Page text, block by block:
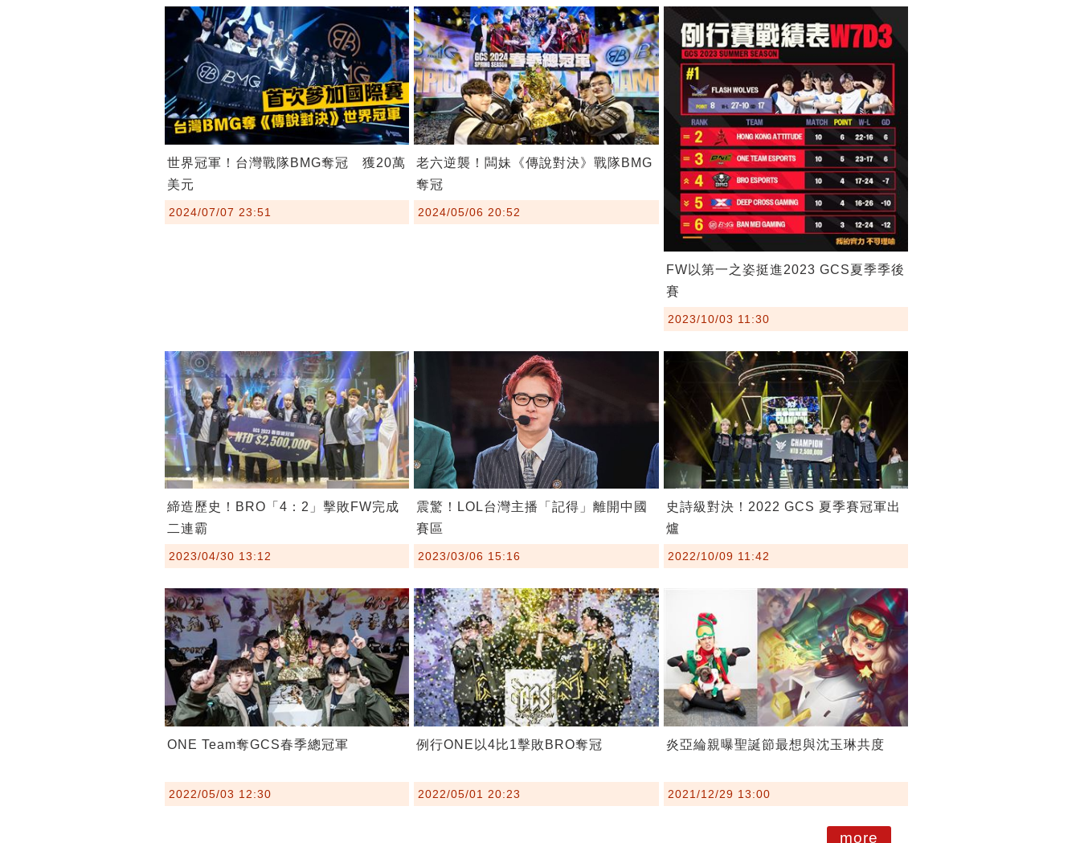
世界冠軍！台灣戰隊BMG奪冠 獲20萬
美元
2024/07/07 23:51
老六逆襲！闆妹《傳說對決》戰隊BMG
奪冠
2024/05/06 20:52
FW以第一之姿挺進2023 GCS夏季季後
賽
2023/10/03 11:30
締造歷史！BRO「4：2」擊敗FW完成
二連霸
2023/04/30 13:12
震驚！LOL台灣主播「記得」離開中國
賽區
2023/03/06 15:16
史詩級對決！2022 GCS 夏季賽冠軍出
爐
2022/10/09 11:42
ONE Team奪GCS春季總冠軍
2022/05/03 12:30
例行ONE以4比1擊敗BRO奪冠
2022/05/01 20:23
炎亞綸親曝聖誕節最想與沈玉琳共度
2021/12/29 13:00
more